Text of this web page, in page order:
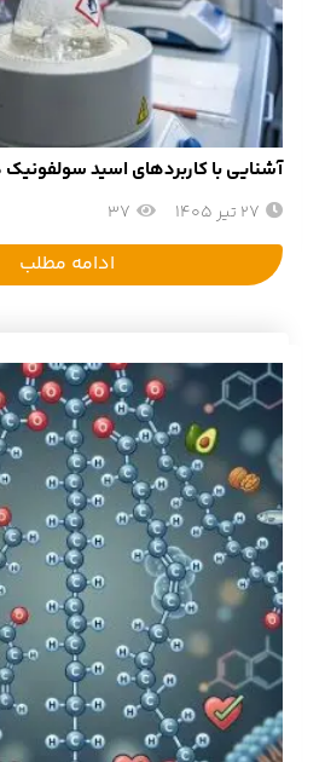
آشنایی با کاربردهای اسید
27 تیر 1405 37
ادامه مطلب